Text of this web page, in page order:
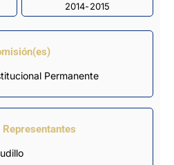
2014-2015
Permanente